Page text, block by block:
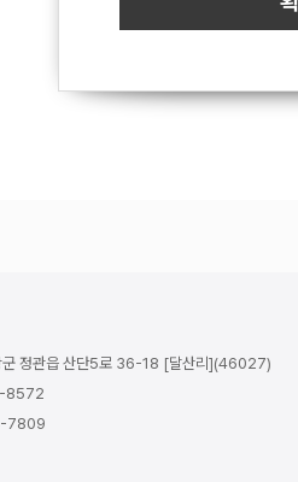
군 정관읍 산단5로 36-18 [달산리](46027)
8572
7809